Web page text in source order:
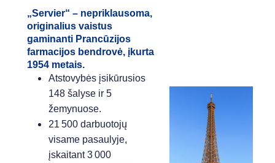
„Servier“ – nepriklausoma,
originalius vaistus
gaminanti Prancūzijos
farmacijos bendrovė, įkurta
1954 metais.
Atstovybės įsikūrusios
148 šalyse ir 5
žemynuose.
21 500 darbuotojų
visame pasaulyje,
įskaitant 3 000